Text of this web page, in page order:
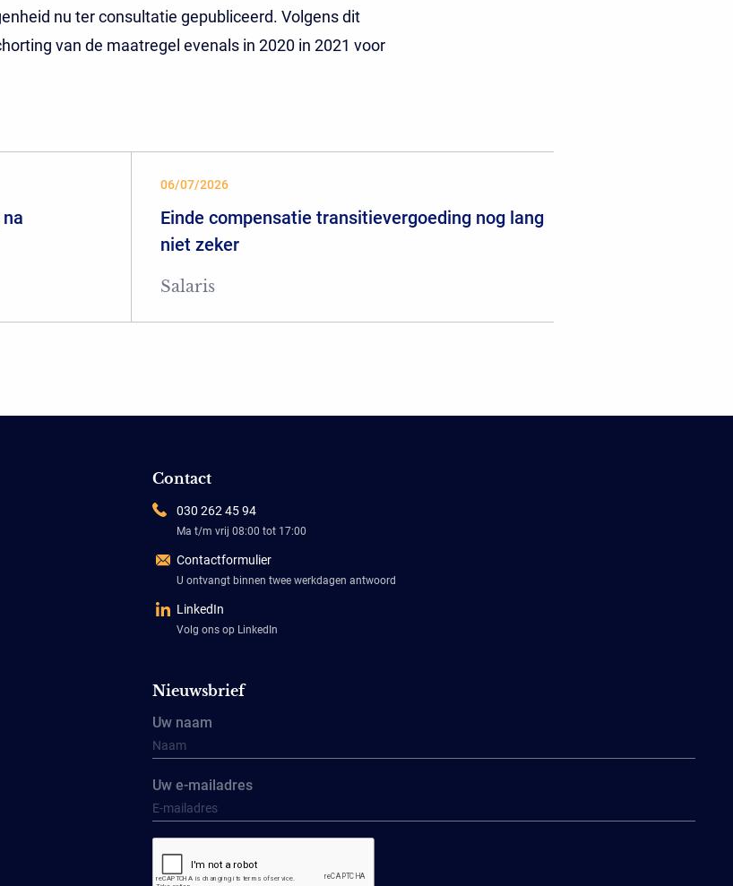
nu ter consultatie gepubliceerd. Volgens dit
van de maatregel evenals in 2020 in 2021 voor
06/07/2026
Einde compensatie transitievergoeding nog lang
niet zeker
Salaris
Contact
030 262 45 94
Ma t/m vrij 08:00 tot 17:00
Contactformulier
U ontvangt binnen twee werkdagen antwoord
LinkedIn
Volg ons op LinkedIn
Nieuwsbrief
Uw naam
Uw e-mailadres